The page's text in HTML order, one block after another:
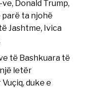
Donald Trump,
parë ta njohë
Jashtme, Ivica
të Bashkuara të
letër
duke e